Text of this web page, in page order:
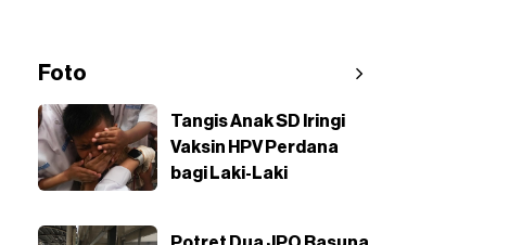
Foto
Tangis Anak SD Iringi
Vaksin HPV Perdana
bagi Laki-Laki